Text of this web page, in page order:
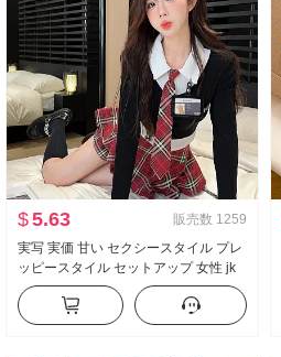
$5.63 販売数 1259
実写 実価 甘い セクシースタイル プレ
ッピースタイル セットアップ 女性 jk
制服 フェイクレイヤード 純 欲 トップ
ス ハーフ スカートパンツ ツーピース
セット